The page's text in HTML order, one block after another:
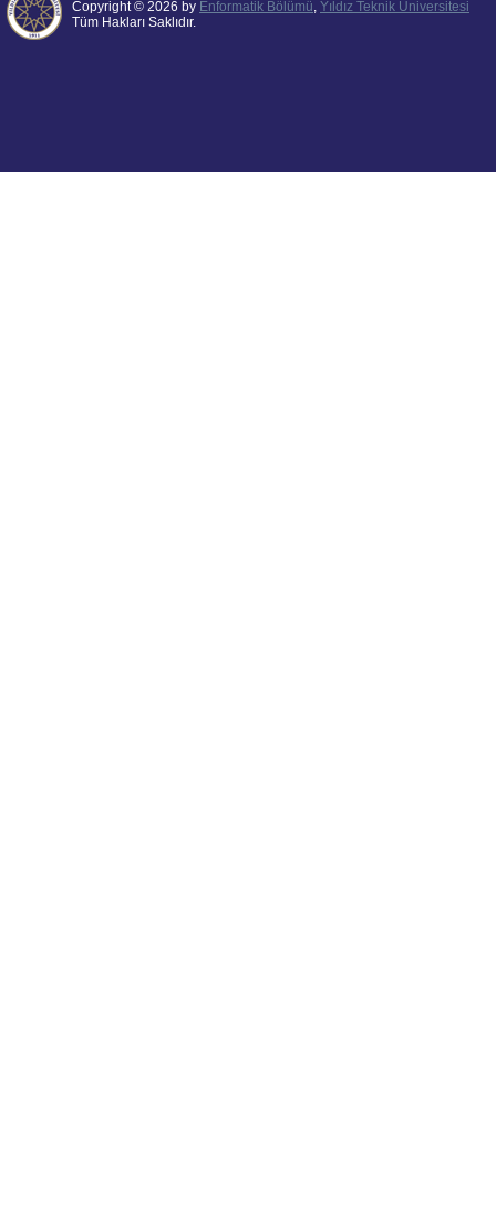
Copyright © 2026 by Enformatik Bölümü, Yıldız Teknik Üniversitesi
Tüm Hakları Saklıdır.